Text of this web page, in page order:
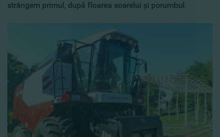
strângem primul, după floarea soarelui şi porumbul.